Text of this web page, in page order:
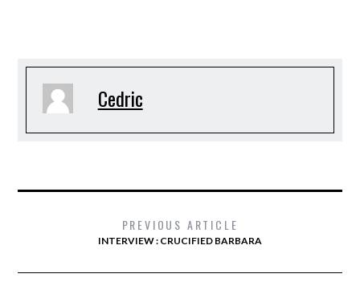
Cedric
PREVIOUS ARTICLE
INTERVIEW : CRUCIFIED BARBARA